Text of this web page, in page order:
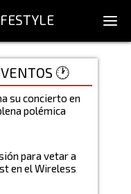
🕐
su concierto en
polémica
para vetar a
en el Wireless